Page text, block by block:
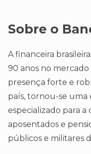
Sobre o
A financeira
90 anos no
presença forte e
país, tornou-se uma
especializado para a
aposentados e
públicos e militares